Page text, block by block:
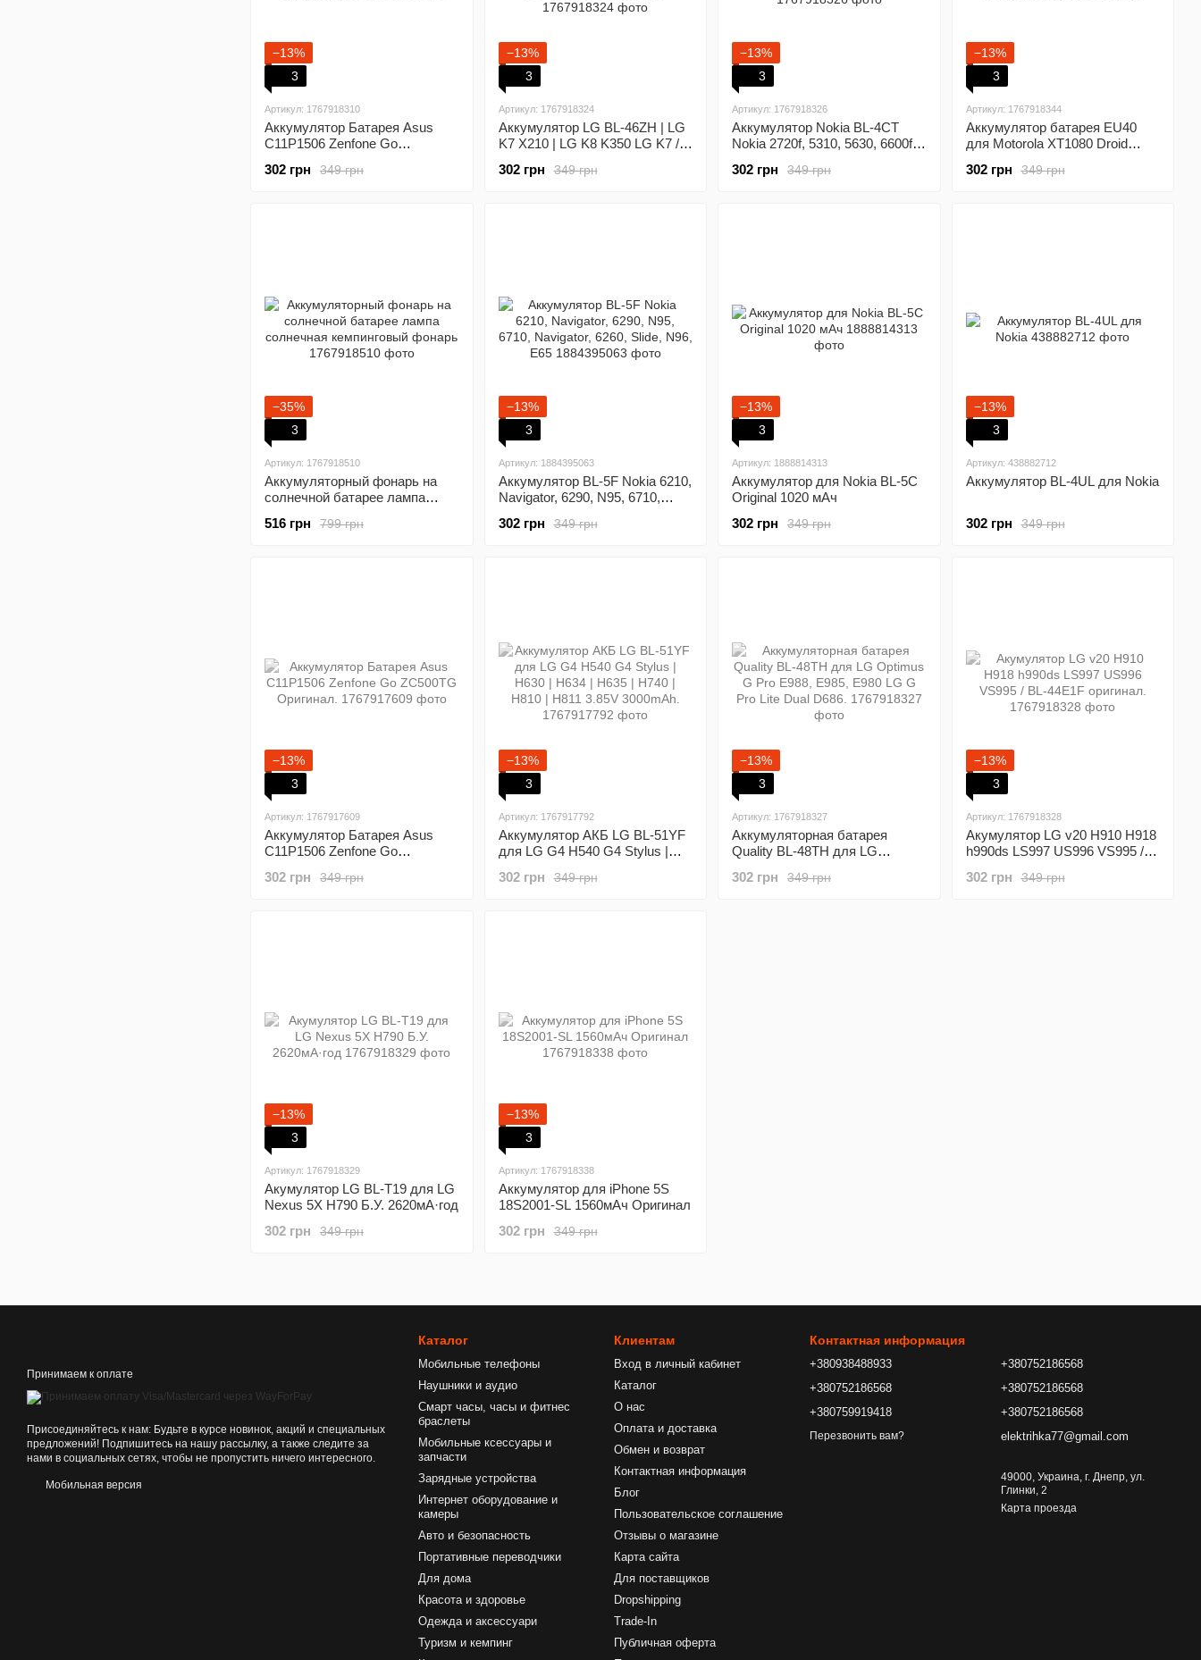
−13%
3
Артикул: 1767918310
Аккумулятор Батарея Asus
C11P1506 Zenfone Go
349 грн
302 грн
−13%
3
Артикул: 1767918324
Аккумулятор LG BL-46ZH | LG
K7 X210 | LG K8 K350 LG K7 /
BL-46ZH K350N MS330
349 грн
302 грн
−13%
3
Артикул: 1767918326
Аккумулятор Nokia BL-4CT
Nokia 2720f, 5310, 5630, 6600f,
349 грн
302 грн
−13%
3
Артикул: 1767918344
Аккумулятор батарея EU40
для Motorola XT1080 Droid
349 грн
302 грн
−35%
3
Артикул: 1767918510
Аккумуляторный фонарь на
солнечной батарее лампа
фонарь
799 грн
516 грн
−13%
3
Артикул: 1884395063
Аккумулятор BL-5F Nokia 6210,
Navigator, 6290, N95, 6710,
349 грн
302 грн
−13%
3
Артикул: 1888814313
Аккумулятор для Nokia BL-5C
Original 1020 мАч
349 грн
302 грн
−13%
3
Артикул: 438882712
Аккумулятор BL-4UL для Nokia
349 грн
302 грн
−13%
3
Артикул: 1767917609
Аккумулятор Батарея Asus
C11P1506 Zenfone Go
349 грн
302 грн
−13%
3
Артикул: 1767917792
Аккумулятор АКБ LG BL-51YF
для LG G4 H540 G4 Stylus |
H810 | H811 3.85V 3000mAh.
349 грн
302 грн
−13%
3
Артикул: 1767918327
Аккумуляторная батарея
Quality BL-48TH для LG
E980 LG G Pro Lite Dual D686.
349 грн
302 грн
−13%
3
Артикул: 1767918328
Акумулятор LG v20 H910 H918
h990ds LS997 US996 VS995 /
349 грн
302 грн
−13%
3
Артикул: 1767918329
Акумулятор LG BL-T19 для LG
Nexus 5X Н790 Б.У. 2620мА·год
349 грн
302 грн
−13%
3
Артикул: 1767918338
Аккумулятор для iPhone 5S
18S2001-SL 1560мАч Оригинал
349 грн
302 грн
Принимаем к оплате
Присоединяйтесь к нам: Будьте в курсе новинок, акций и специальных
предложений! Подпишитесь на нашу рассылку, а также следите за
нами в социальных сетях, чтобы не пропустить ничего интересного.
Мобильная версия
Каталог
Мобильные телефоны
Наушники и аудио
Смарт часы, часы и фитнес
браслеты
Мобильные ксессуары и
запчасти
Зарядные устройства
Интернет оборудование и
камеры
Авто и безопасность
Портативные переводчики
Для дома
Красота и здоровье
Одежда и аксессуари
Туризм и кемпинг
Клиентам
Вход в личный кабинет
Каталог
О нас
Оплата и доставка
Обмен и возврат
Контактная информация
Блог
Пользовательское соглашение
Отзывы о магазине
Карта сайта
Для поставщиков
Dropshipping
Trade-In
Публичная оферта
Контактная информация
+380938488933
+380752186568
+380759919418
Перезвонить вам?
+380752186568
+380752186568
+380752186568
elektrihka77@gmail.com
49000, Украина, г. Днепр, ул.
Глинки, 2
Карта проезда